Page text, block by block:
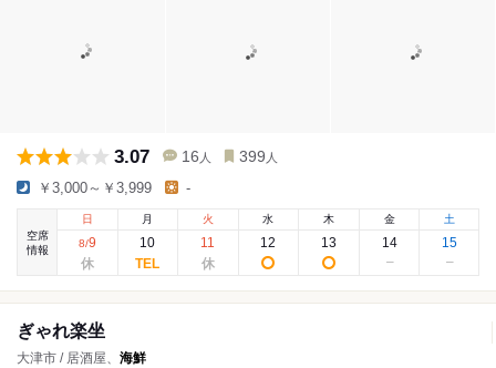
3.07 16 人 399 人
￥3,000～￥3,999 -
空席
情報
日
8/9
月
10
火
11
水
12
木
13
金
14
土
15
ぎゃれ楽坐
大津市 / 居酒屋、 海鮮